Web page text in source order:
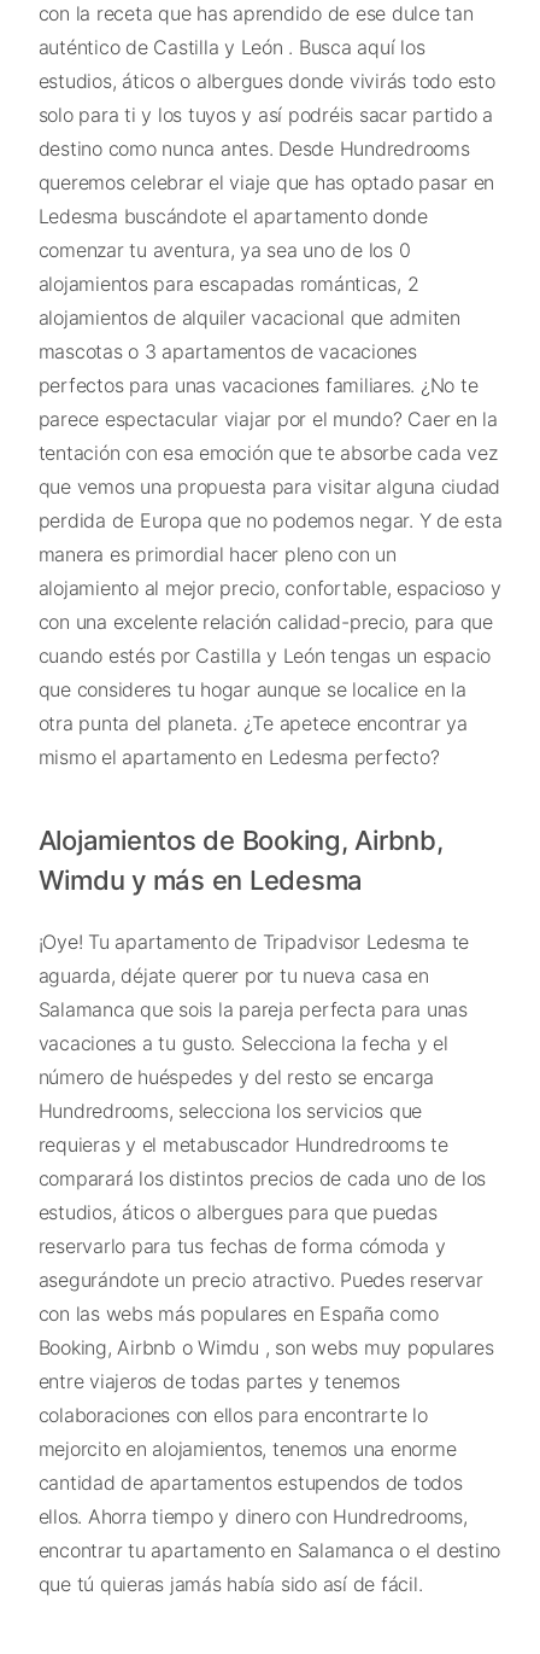
con la receta que has aprendido de ese dulce tan
auténtico de Castilla y León . Busca aquí los
estudios, áticos o albergues donde vivirás todo esto
solo para ti y los tuyos y así podréis sacar partido a
destino como nunca antes. Desde Hundredrooms
queremos celebrar el viaje que has optado pasar en
Ledesma buscándote el apartamento donde
comenzar tu aventura, ya sea uno de los 0
alojamientos para escapadas románticas, 2
alojamientos de alquiler vacacional que admiten
mascotas o 3 apartamentos de vacaciones
perfectos para unas vacaciones familiares. ¿No te
parece espectacular viajar por el mundo? Caer en la
tentación con esa emoción que te absorbe cada vez
que vemos una propuesta para visitar alguna ciudad
perdida de Europa que no podemos negar. Y de esta
manera es primordial hacer pleno con un
alojamiento al mejor precio, confortable, espacioso y
con una excelente relación calidad-precio, para que
cuando estés por Castilla y León tengas un espacio
que consideres tu hogar aunque se localice en la
otra punta del planeta. ¿Te apetece encontrar ya
mismo el apartamento en Ledesma perfecto?
Alojamientos de Booking, Airbnb,
Wimdu y más en Ledesma
¡Oye! Tu apartamento de Tripadvisor Ledesma te
aguarda, déjate querer por tu nueva casa en
Salamanca que sois la pareja perfecta para unas
vacaciones a tu gusto. Selecciona la fecha y el
número de huéspedes y del resto se encarga
Hundredrooms, selecciona los servicios que
requieras y el metabuscador Hundredrooms te
comparará los distintos precios de cada uno de los
estudios, áticos o albergues para que puedas
reservarlo para tus fechas de forma cómoda y
asegurándote un precio atractivo. Puedes reservar
con las webs más populares en España como
Booking, Airbnb o Wimdu , son webs muy populares
entre viajeros de todas partes y tenemos
colaboraciones con ellos para encontrarte lo
mejorcito en alojamientos, tenemos una enorme
cantidad de apartamentos estupendos de todos
ellos. Ahorra tiempo y dinero con Hundredrooms,
encontrar tu apartamento en Salamanca o el destino
que tú quieras jamás había sido así de fácil.